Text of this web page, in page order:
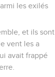
les exilés
et ils sont
vent les a
avait frappé